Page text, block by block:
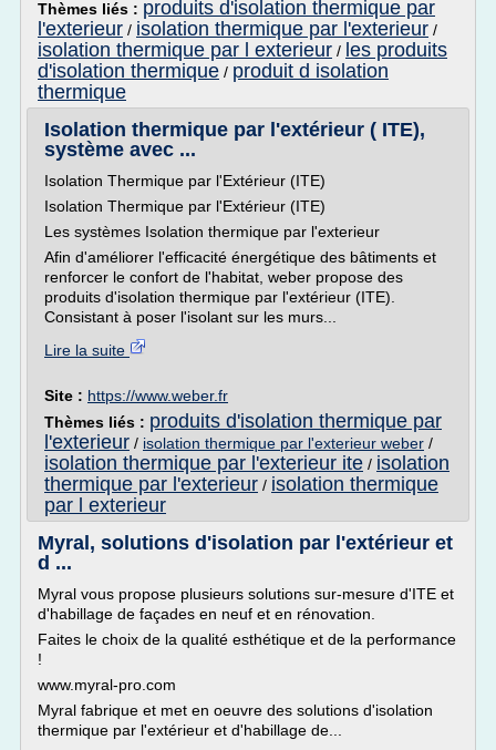
Thèmes liés : produits d'isolation thermique par
l'exterieur / isolation thermique par l'exterieur /
isolation thermique par l exterieur / les produits
d'isolation thermique / produit d isolation
thermique
Isolation thermique par l'extérieur ( ITE),
système avec ...
Isolation Thermique par l'Extérieur (ITE)
Isolation Thermique par l'Extérieur (ITE)
Les systèmes Isolation thermique par l'exterieur
Afin d'améliorer l'efficacité énergétique des bâtiments et
renforcer le confort de l'habitat, weber propose des
produits d'isolation thermique par l'extérieur (ITE).
Consistant à poser l'isolant sur les murs...
Lire la suite
Site : https://www.weber.fr
Thèmes liés : produits d'isolation thermique par
l'exterieur / isolation thermique par l'exterieur weber /
isolation thermique par l'exterieur ite / isolation
thermique par l'exterieur / isolation thermique
par l exterieur
Myral, solutions d'isolation par l'extérieur et
d ...
Myral vous propose plusieurs solutions sur-mesure d'ITE et
d'habillage de façades en neuf et en rénovation.
Faites le choix de la qualité esthétique et de la performance
!
www.myral-pro.com
Myral fabrique et met en oeuvre des solutions d'isolation
thermique par l'extérieur et d'habillage de...